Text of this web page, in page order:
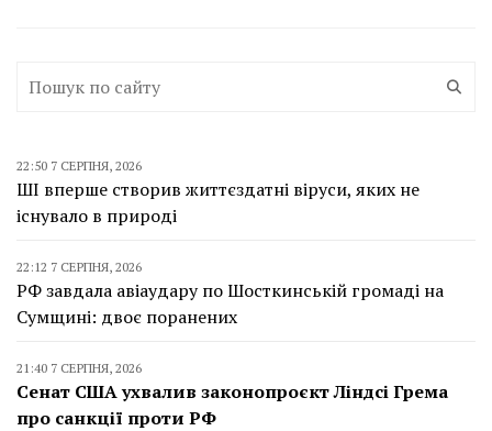
22:50 7 СЕРПНЯ, 2026
ШІ вперше створив життєздатні віруси, яких не
існувало в природі
22:12 7 СЕРПНЯ, 2026
РФ завдала авіаудару по Шосткинській громаді на
Сумщині: двоє поранених
21:40 7 СЕРПНЯ, 2026
Сенат США ухвалив законопроєкт Ліндсі Грема
про санкції проти РФ